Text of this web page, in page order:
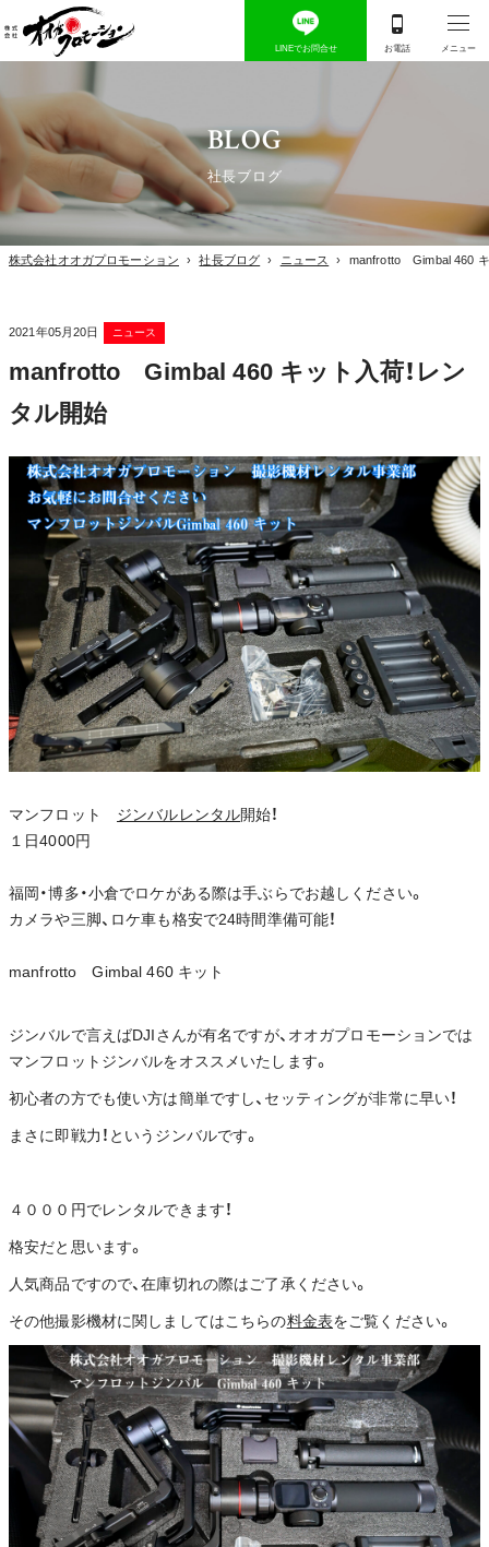
BLOG
社長ブログ
株式会社オオガプロモーション › 社長ブログ › ニュース › manfrotto Gimbal 460 キ
2021年05月20日 ニュース
manfrotto Gimbal 460 キット入荷！レン
タル開始
マンフロット ジンバルレンタル開始！
１日4000円
福岡・博多・小倉でロケがある際は手ぶらでお越しください。
カメラや三脚、ロケ車も格安で24時間準備可能！
manfrotto Gimbal 460 キット
ジンバルで言えばDJIさんが有名ですが、オオガプロモーションでは
マンフロットジンバルをオススメいたします。
初心者の方でも使い方は簡単ですし、セッティングが非常に早い！
まさに即戦力！というジンバルです。
４０００円でレンタルできます！
格安だと思います。
人気商品ですので、在庫切れの際はご了承ください。
その他撮影機材に関しましてはこちらの料金表をご覧ください。